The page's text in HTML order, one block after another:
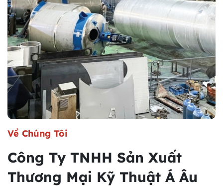
Về Chúng Tôi
Công Ty TNHH Sản Xuất
Thương Mại Kỹ Thuật Á Âu